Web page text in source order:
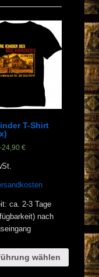
T-Shirt
24,90 €
ca. 2-3 Tage
nach
wählen